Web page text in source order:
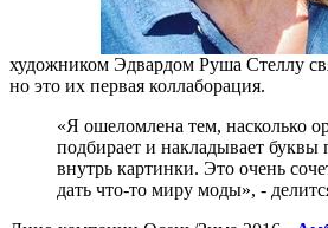
художником Эдвардом Руша Стеллу
но это их первая коллаборация.
«Я ошеломлена тем, насколько
подбирает и накладывает буквы
внутрь картинки. Это очень
дать что-то миру моды», -